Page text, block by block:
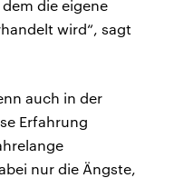
die eigene
wird“, sagt
auch in der
Erfahrung
nur die Ängste,